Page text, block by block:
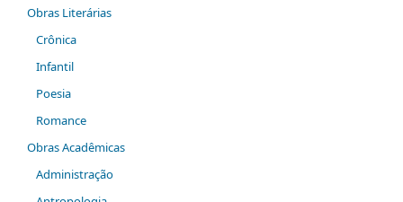
Obras Literárias
Crônica
Infantil
Poesia
Romance
Obras Acadêmicas
Administração